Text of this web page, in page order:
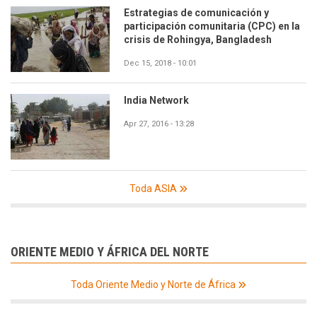
Estrategias de comunicación y
participación comunitaria (CPC) en la
crisis de Rohingya, Bangladesh
Dec 15, 2018 - 10:01
India Network
Apr 27, 2016 - 13:28
Toda ASIA
ORIENTE MEDIO Y ÁFRICA DEL NORTE
Toda Oriente Medio y Norte de África